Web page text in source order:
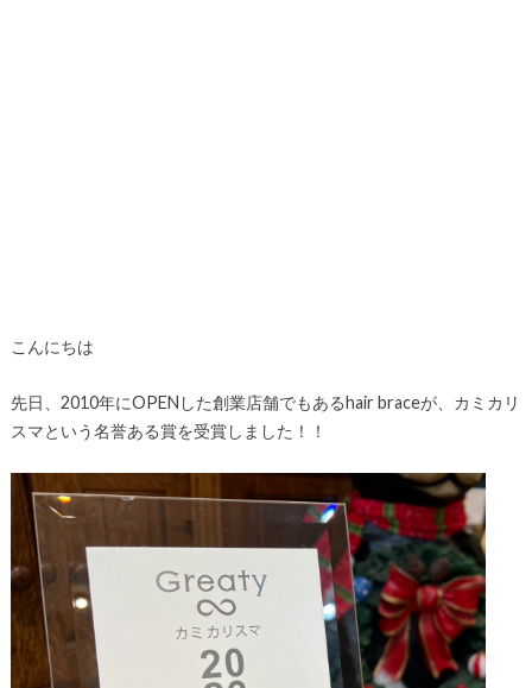
こんにちは
先日、2010年にOPENした創業店舗でもあるhair braceが、カミカリ
スマという名誉ある賞を受賞しました！！